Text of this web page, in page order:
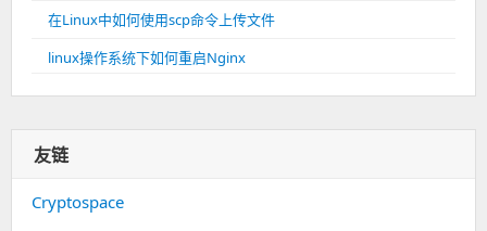
在Linux中如何使用scp命令上传文件
linux操作系统下如何重启Nginx
友链
Cryptospace